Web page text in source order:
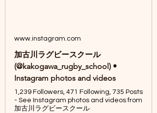
www.instagram.com
加古川ラグビースクール
(@kakogawa_rugby_school) •
Instagram photos and videos
1,239 Followers, 471 Following, 735 Posts
- See Instagram photos and videos from
加古川ラグビースクール